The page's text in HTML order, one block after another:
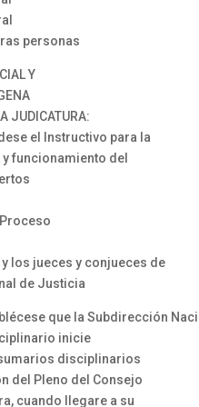
personas
Y
JUDICATURA:
el Instructivo para la
funcionamiento del
y los jueces y conjueces de
de Justicia
que la Subdirección
inicie
disciplinarios
del Pleno del Consejo
cuando llegare a su